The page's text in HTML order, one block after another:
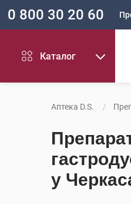
0 800 30 20 60
Каталог
Аптека D.S.
у